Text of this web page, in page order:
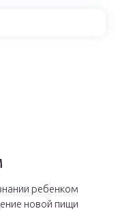
ребенком
новой пищи